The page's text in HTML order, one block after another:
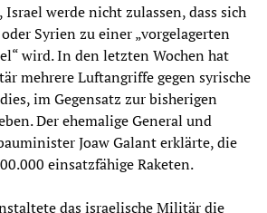
werde nicht zulassen, dass sich
Syrien zu einer „vorgelagerten
wird. In den letzten Wochen hat
mehrere Luftangriffe gegen syrische
im Gegensatz zur bisherigen
Der ehemalige General und
Joaw Galant erklärte, die
einsatzfähige Raketen.
das israelische Militär die